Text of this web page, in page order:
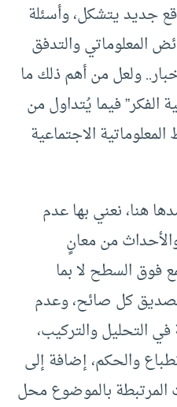
جديد يتشكل، وأسئلة
المعلوماتي والتدفق
ولعل من أهم ذلك ما
الفكر” فيما يُتداول من
الاجتماعية
هنا، نعني بها عدم
من معانٍ
فوق السطح لا بما
كل صائح، وعدم
التحليل والتركيب،
والحكم، إضافة إلى
المرتبطة بالموضوع محل